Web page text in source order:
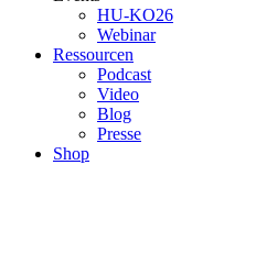
HU-KO26
Webinar
Ressourcen
Podcast
Video
Blog
Presse
Shop